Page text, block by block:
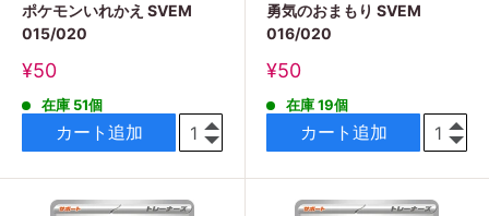
ポケモンいれかえ SVEM
015/020
販
価
¥50
在庫 51個
カート追加
勇気のおまもり SVEM
016/020
販
価
¥50
在庫 19個
カート追加